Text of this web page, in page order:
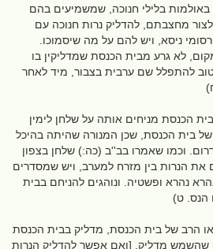
באולמות בלילי חנוכה, שמשמיעים בהם
מחצבתם, להדליק נרות חנוכה עם
ניסא, ויש להם על מה שיסמוכו.
לא גרע מבית הכנסת שמדליקין בו
להתפלל שם ערבית בצבור, מיד לאחר
הכנסת מניחים אותה על שלחן לימין
בית הכנסת, שכן המנורה שהיתה בהיכל
וכמו שאמרו בב''ב (כה:) שלחן בצפון
את הנרות בין מזרח למערב, ויש שמסדרים
נהרא ופשטיה. ונוהגים להניחם בבית
הנס. ט)
או הרב של בית הכנסת, מדליק בבית הכנסת
שהשמש מדליק. [ואם אפשר להדליק הנרות